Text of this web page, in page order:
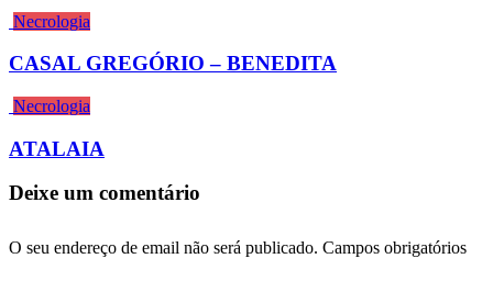
Necrologia
CASAL GREGÓRIO – BENEDITA
Necrologia
ATALAIA
Deixe um comentário
O seu endereço de email não será publicado. Campos obrigatórios